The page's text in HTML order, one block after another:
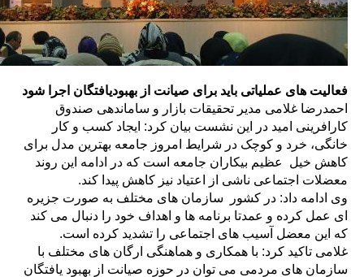
فعالیت های عملیاتی باید برای صیانت از بهبودیافتگان اجرا شود
احمدرضا غلامی مدیر تحقیقات بازار و ساماندهی صندوق
کارافرینی امید در این نشست بیان کرد: ایجاد کسب و کار
خانگی، خرد و کوچک در شرایط امروز جامعه بهترین مدل برای
کاهش خیل عظیم بیکاران جامعه است که در ادامه این روند
معضلات اجتماعی ناشی از اعتیاد نیز کاهش پیدا کند.
وی ادامه داد: در کشور سازمان های مختلف به صورت جزیره
ای عمل کرده و عمدتا برنامه ها و اهداف خود را دنبال می کند
که این معضل آسیب های اجتماعی را تشدید کرده است.
غلامی تاکید کرد: با همکاری و هماهنگی ارگان های مختلف با
سازمان های مردمی می توان در حوزه صیانت از بهبود یافتگان